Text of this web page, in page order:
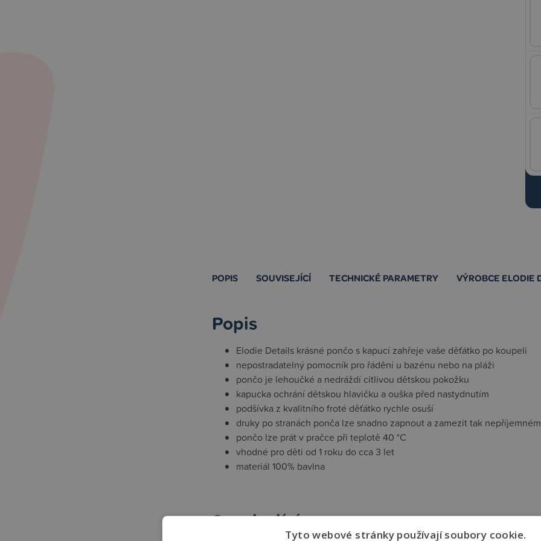
POPIS SOUVISEJÍCÍ TECHNICKÉ PARAMETRY VÝROBCE ELODIE
Popis
Elodie Details krásné pončo s kapucí zahřeje vaše děťátko po koupeli
nepostradatelný pomocník pro řádění u bazénu nebo na pláži
pončo je lehoučké a nedráždí citlivou dětskou pokožku
kapucka ochrání dětskou hlavičku a ouška před nastydnutím
podšívka z kvalitního froté děťátko rychle osuší
druky po stranách ponča lze snadno zapnout a zamezit tak
pončo lze prát v pračce při teplotě 40 °C
vhodné pro děti od 1 roku do cca 3 let
materiál 100% bavlna
Související
Tyto webové stránky používají soubory cookie.